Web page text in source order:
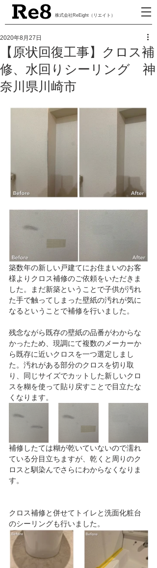
​株式会社ReEight（リエイト）
【原状回復工事】クロス補
修、水回りシーリング 神
奈川県川崎市
2020年8月27日
築数年の新しい戸建てにお住まいのお客
様よりクロス補修のご依頼をいただきま
した。まだ新築ということで子供が汚れ
た手で触ってしまった壁紙の汚れが気に
なるということで補修を行いました。
残念ながら既存の壁紙の品番がわからな
かったため、現調にて複数のメーカーか
ら既存に近いクロスを一つ選定しまし
た。汚れがある部分のクロスを切り取
り、同じサイズでカットした新しいクロ
スを糊を使って貼り戻すことで目立たな
くなります。
補修したては糊が乾いていないので濡れ
ている分目立ちますが、乾くと周りのク
ロスと馴染んでさらにわからなくなりま
す。
クロス補修と併せてトイレと洗面化粧台
のシーリングも行いました。